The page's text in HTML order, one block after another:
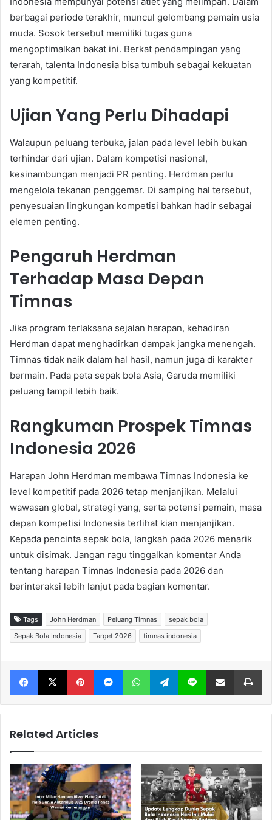
berbagai periode terakhir, muncul gelombang pemain usia
muda. Sosok tersebut memiliki tugas guna
mengoptimalkan bakat ini. Berkat pendampingan yang
terarah, talenta Indonesia bisa tumbuh sebagai kekuatan
yang kompetitif.
Ujian Yang Perlu Dihadapi
Walaupun peluang terbuka, jalan pada level lebih bukan
terhindar dari ujian. Dalam kompetisi nasional,
kesinambungan menjadi PR penting. Herdman perlu
mengelola tekanan penggemar. Di samping hal tersebut,
penyesuaian lingkungan kompetisi bahkan hadir sebagai
elemen penting.
Pengaruh Herdman
Terhadap Masa Depan
Timnas
Jika program terlaksana sejalan harapan, kehadiran
Herdman dapat menghadirkan dampak jangka menengah.
Timnas tidak naik dalam hal hasil, namun juga di karakter
bermain. Pada peta sepak bola Asia, Garuda memiliki
peluang tampil lebih baik.
Rangkuman Prospek Timnas
Indonesia 2026
Harapan John Herdman membawa Timnas Indonesia ke
level kompetitif pada 2026 tetap menjanjikan. Melalui
wawasan global, strategi yang, serta potensi pemain, masa
depan kompetisi Indonesia terlihat kian menjanjikan.
Kepada pencinta sepak bola, langkah pada 2026 menarik
untuk disimak. Jangan ragu tinggalkan komentar Anda
tentang harapan Timnas Indonesia pada 2026 dan
berinteraksi lebih lanjut pada bagian komentar.
Tags John Herdman Peluang Timnas
sepak bola
Sepak Bola Indonesia
Target 2026 timnas indonesia
Facebook X Pinterest Messenger WhatsApp Telegram Line Share via Email
Related Articles